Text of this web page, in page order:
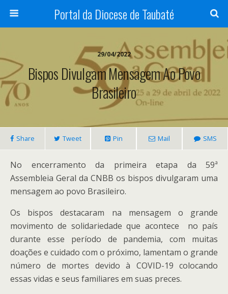
Portal da Diocese de Taubaté
29/04/2022
Bispos Divulgam Mensagem Ao Povo
Brasileiro
Share Tweet Pin Mail SMS
No encerramento da primeira etapa da 59ª
Assembleia Geral da CNBB os bispos divulgaram uma
mensagem ao povo Brasileiro.
Os bispos destacaram na mensagem o grande
movimento de solidariedade que acontece no país
durante esse período de pandemia, com muitas
doações e cuidado com o próximo, lamentam o grande
número de mortes devido à COVID-19 colocando
essas vidas e seus familiares em suas preces.